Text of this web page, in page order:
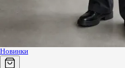
Новинки